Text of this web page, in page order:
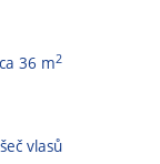
36 m2
vlasů